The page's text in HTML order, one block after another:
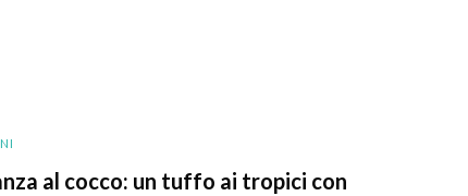
al cocco: un tuffo ai tropici con